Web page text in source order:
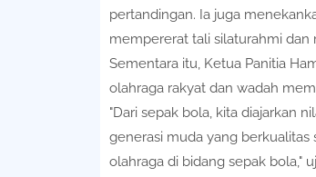
pertandingan. Ia juga
mempererat tali silaturahmi dan
Sementara itu, Ketua Panitia
olahraga rakyat dan wadah
"Dari sepak bola, kita diajarkan
generasi muda yang
olahraga di bidang sepak bola,"